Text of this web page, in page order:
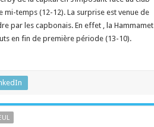
temps (12-12). La surprise est venue de
par les capbonais. En effet , la Hammamet
en fin de première période (13-10).